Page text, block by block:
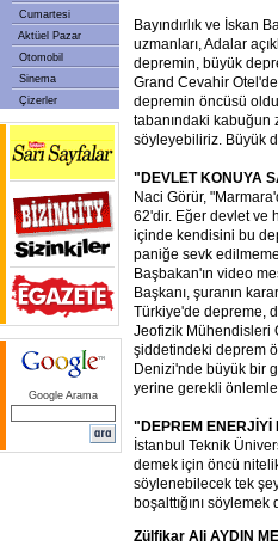
Cumartesi
Aktüel Pazar
Otomobil
Sinema
Çizerler
Google Arama
Bayındırlık ve İskan
uzmanları, Adalar
depremin, büyük
Grand Cevahir
depremin öncüsü
tabanındaki kabuğun
söyleyebiliriz. Büyük
"DEVLET KONUYA
Naci Görür,
62'dir. Eğer devlet ve
içinde kendisini bu
paniğe sevk
Başbakan'ın video
Başkanı, şuranın
Türkiye'de depreme,
Jeofizik Mühendisleri
şiddetindeki deprem
Denizi'nde büyük bir
yerine gerekli
"DEPREM ENERJİYİ
İstanbul Teknik
demek için öncü
söylenebilecek tek
boşalttığını
Zülfikar Ali AYDIN